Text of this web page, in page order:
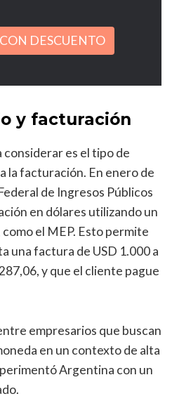
DESCUENTO
y facturación
es el tipo de
la facturación. En enero de
de Ingresos Públicos
en dólares utilizando un
el MEP. Esto permite
una factura de USD 1.000 a
y que el cliente pague
empresarios que buscan
en un contexto de alta
Argentina con un